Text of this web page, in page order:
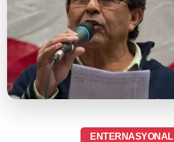
ENTERNASYONAL